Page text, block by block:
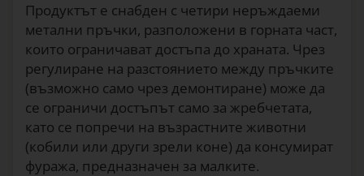
Продуктът е снабден с четири неръждаеми
метални пръчки, разположени в горната част,
които ограничават достъпа до храната. Чрез
регулиране на разстоянието между пръчките
(възможно само чрез демонтиране) може да
се ограничи достъпът само за жребчетата,
като се попречи на възрастните животни
(кобили или други зрели коне) да консумират
фуража, предназначен за малките.